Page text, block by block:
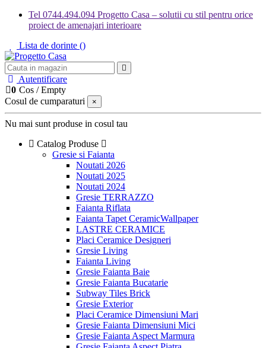
Tel 0744.494.094 Progetto Casa – solutii cu stil pentru orice
proiect de amenajari interioare
Lista de dorinte ()
Autentificare
0 Cos /Empty
Cosul de cumparaturi
×
Nu mai sunt produse in cosul tau
Catalog Produse
Gresie si Faianta
Noutati 2026
Noutati 2025
Noutati 2024
Gresie TERRAZZO
Faianta Riflata
Faianta Tapet CeramicWallpaper
LASTRE CERAMICE
Placi Ceramice Designeri
Gresie Living
Faianta Living
Gresie Faianta Baie
Gresie Faianta Bucatarie
Subway Tiles Brick
Gresie Exterior
Placi Ceramice Dimensiuni Mari
Gresie Faianta Dimensiuni Mici
Gresie Faianta Aspect Marmura